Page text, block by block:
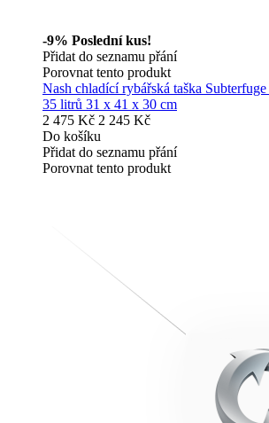
-9% Poslední kus!
Přidat do seznamu přání
Porovnat tento produkt
Nash chladící rybářská taška
35 litrů 31 x 41 x 30 cm
2 475 Kč 2 245 Kč
Do košíku
Přidat do seznamu přání
Porovnat tento produkt